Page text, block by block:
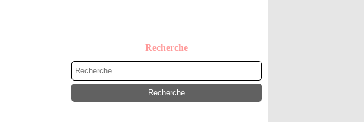
Recherche